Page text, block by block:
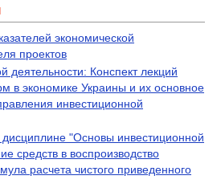
экономической
проектов
деятельности: Конспект лекций
в экономике Украины и их основное
инвестиционной
дисциплине "Основы инвестиционной
средств в воспроизводство
расчета чистого приведенного